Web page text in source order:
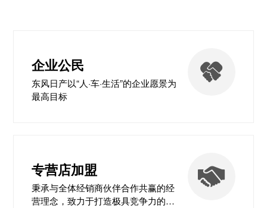
企业公民
东风日产以“人·车·生活”的企业愿景为
最高目标
专营店加盟
秉承与全体经销商伙伴合作共赢的经
营理念，致力于打造极具竞争力的营